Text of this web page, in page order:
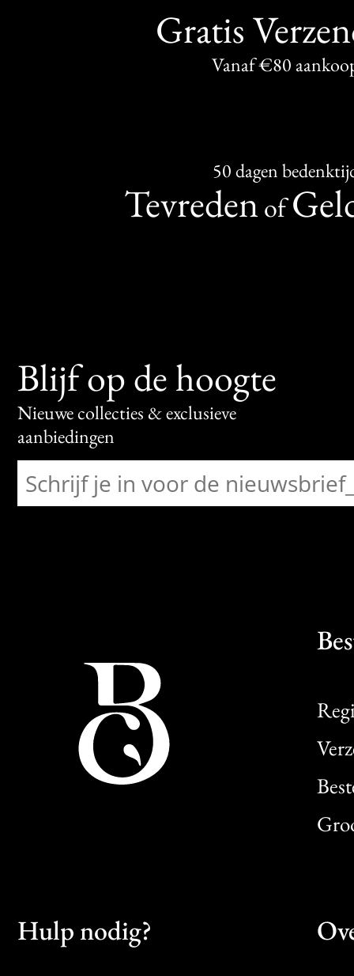
Gratis
Vanaf €80
50 dagen
Tevredenof
Blijf op de hoogte
Nieuwe collecties & exclusieve
aanbiedingen
Hulp nodig?